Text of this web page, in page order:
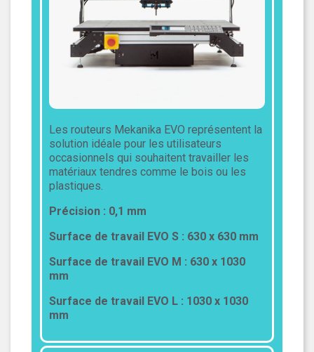
Les routeurs Mekanika EVO représentent la
solution idéale pour les utilisateurs
occasionnels qui souhaitent travailler les
matériaux tendres comme le bois ou les
plastiques.
Précision : 0,1 mm
Surface de travail EVO S : 630 x 630 mm
Surface de travail EVO M : 630 x 1030
mm
Surface de travail EVO L : 1030 x 1030
mm